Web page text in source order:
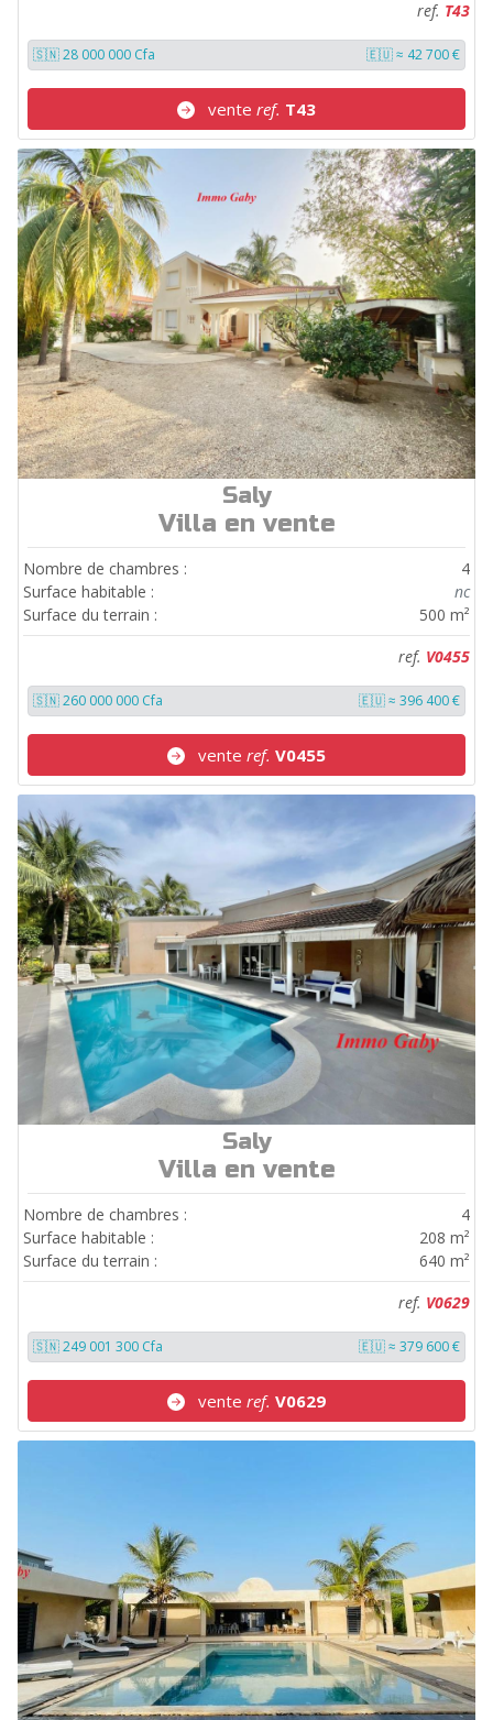
ref. T43
🇸🇳 28 000 000 Cfa 🇪🇺 ≈ 42 700 €
vente ref. T43
V0455
Saly
Villa en vente
Nombre de chambres :
4
Surface habitable :
nc
Surface du terrain :
500 m²
ref. V0455
🇸🇳 260 000 000 Cfa 🇪🇺 ≈ 396 400 €
vente ref. V0455
V0629
Saly
Villa en vente
Nombre de chambres :
4
Surface habitable :
208 m²
Surface du terrain :
640 m²
ref. V0629
🇸🇳 249 001 300 Cfa 🇪🇺 ≈ 379 600 €
vente ref. V0629